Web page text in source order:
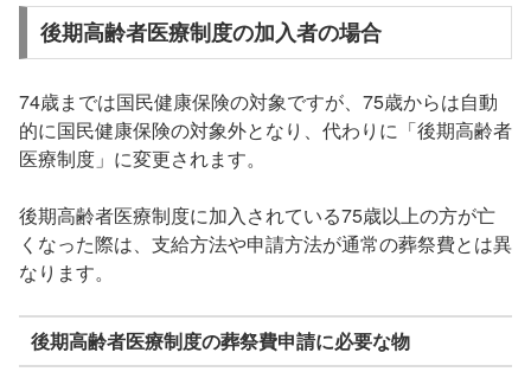
後期高齢者医療制度の加入者の場合
74歳までは国民健康保険の対象ですが、75歳からは自動
的に国民健康保険の対象外となり、代わりに「後期高齢者
医療制度」に変更されます。
後期高齢者医療制度に加入されている75歳以上の方が亡
くなった際は、支給方法や申請方法が通常の葬祭費とは異
なります。
後期高齢者医療制度の葬祭費申請に必要な物